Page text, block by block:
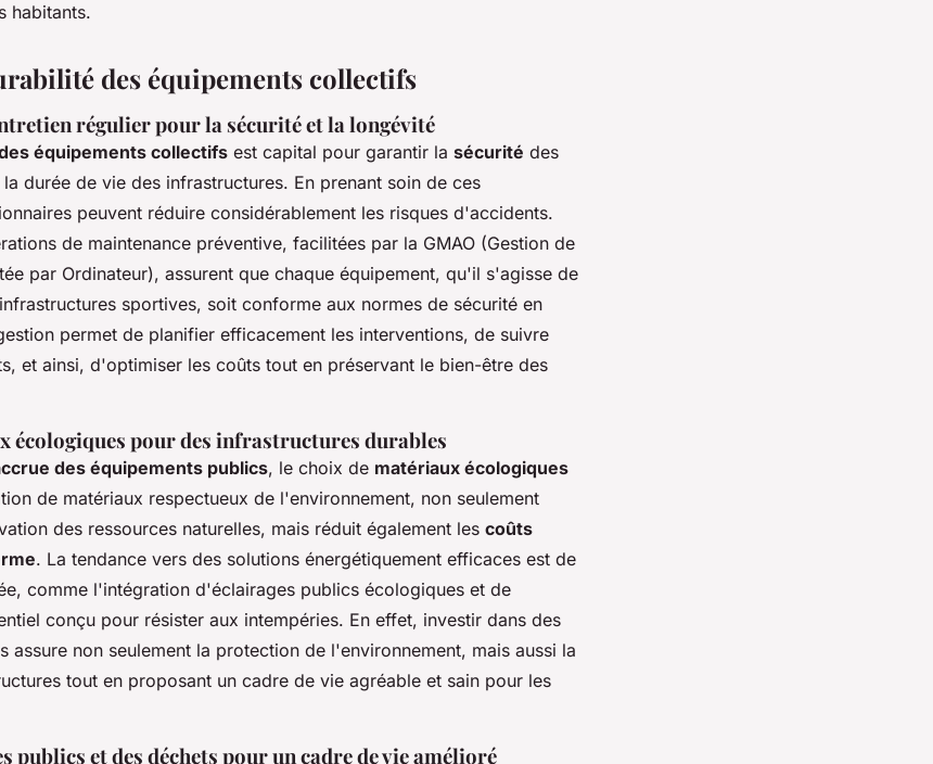
habitants.
des équipements collectifs
régulier pour la sécurité et la longévité
équipements collectifs est capital pour garantir la sécurité des
durée de vie des infrastructures. En prenant soin de ces
peuvent réduire considérablement les risques d'accidents.
de maintenance préventive, facilitées par la GMAO (Gestion de
par Ordinateur), assurent que chaque équipement, qu'il s'agisse de
sportives, soit conforme aux normes de sécurité en
permet de planifier efficacement les interventions, de suivre
et ainsi, d'optimiser les coûts tout en préservant le bien-être des
écologiques pour des infrastructures durables
des équipements publics, le choix de matériaux écologiques
de matériaux respectueux de l'environnement, non seulement
des ressources naturelles, mais réduit également les coûts
. La tendance vers des solutions énergétiquement efficaces est de
comme l'intégration d'éclairages publics écologiques et de
conçu pour résister aux intempéries. En effet, investir dans des
assure non seulement la protection de l'environnement, mais aussi la
tout en proposant un cadre de vie agréable et sain pour les
publics et des déchets pour un cadre de vie amélioré